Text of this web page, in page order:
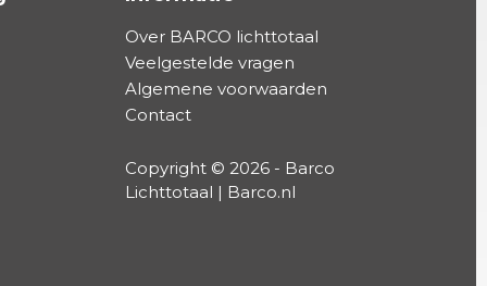
Over BARCO lichttotaal
Veelgestelde vragen
Algemene voorwaarden
Contact
Copyright © 2026 - Barco
Lichttotaal | Barco.nl